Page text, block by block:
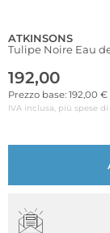
ATKINSONS
Tulipe Noire Eau
192,00
Prezzo base: 192,00
IVA inclusa, più spese